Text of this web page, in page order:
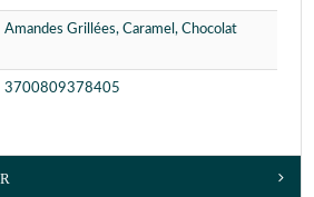
Amandes Grillées, Caramel, Chocolat
3700809378405